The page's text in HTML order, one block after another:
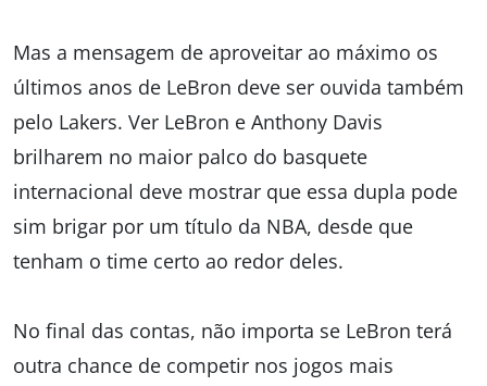
Mas a mensagem de aproveitar ao máximo os
últimos anos de LeBron deve ser ouvida também
pelo Lakers. Ver LeBron e Anthony Davis
brilharem no maior palco do basquete
internacional deve mostrar que essa dupla pode
sim brigar por um título da NBA, desde que
tenham o time certo ao redor deles.
No final das contas, não importa se LeBron terá
outra chance de competir nos jogos mais